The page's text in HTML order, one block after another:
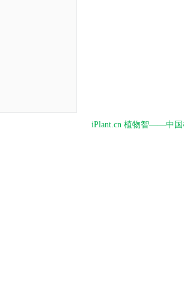
iPlant.cn 植物智——中国